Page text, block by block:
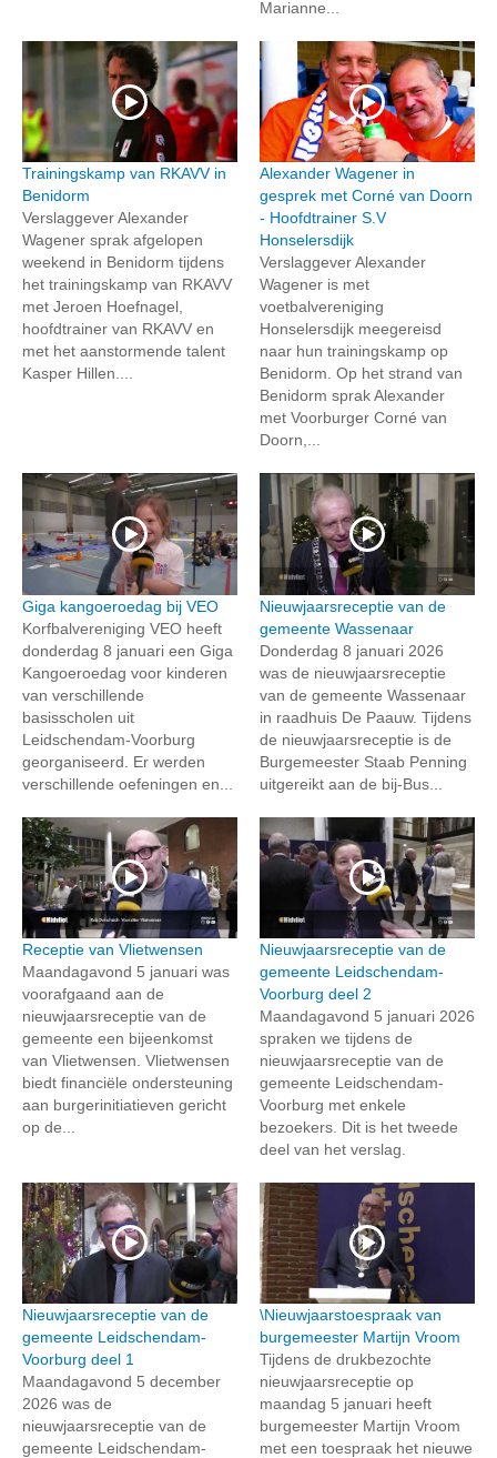
Marianne...
Trainingskamp van RKAVV in
Benidorm
Verslaggever Alexander
Wagener sprak afgelopen
weekend in Benidorm tijdens
het trainingskamp van RKAVV
met Jeroen Hoefnagel,
hoofdtrainer van RKAVV en
met het aanstormende talent
Kasper Hillen....
Alexander Wagener in
gesprek met Corné van Doorn
- Hoofdtrainer S.V
Honselersdijk
Verslaggever Alexander
Wagener is met
voetbalvereniging
Honselersdijk meegereisd
naar hun trainingskamp op
Benidorm. Op het strand van
Benidorm sprak Alexander
met Voorburger Corné van
Doorn,...
Giga kangoeroedag bij VEO
Korfbalvereniging VEO heeft
donderdag 8 januari een Giga
Kangoeroedag voor kinderen
van verschillende
basisscholen uit
Leidschendam-Voorburg
georganiseerd. Er werden
verschillende oefeningen en...
Nieuwjaarsreceptie van de
gemeente Wassenaar
Donderdag 8 januari 2026
was de nieuwjaarsreceptie
van de gemeente Wassenaar
in raadhuis De Paauw. Tijdens
de nieuwjaarsreceptie is de
Burgemeester Staab Penning
uitgereikt aan de bij-Bus...
Receptie van Vlietwensen
Maandagavond 5 januari was
voorafgaand aan de
nieuwjaarsreceptie van de
gemeente een bijeenkomst
van Vlietwensen. Vlietwensen
biedt financiële ondersteuning
aan burgerinitiatieven gericht
op de...
Nieuwjaarsreceptie van de
gemeente Leidschendam-
Voorburg deel 2
Maandagavond 5 januari 2026
spraken we tijdens de
nieuwjaarsreceptie van de
gemeente Leidschendam-
Voorburg met enkele
bezoekers. Dit is het tweede
deel van het verslag.
Nieuwjaarsreceptie van de
gemeente Leidschendam-
Voorburg deel 1
Maandagavond 5 december
2026 was de
nieuwjaarsreceptie van de
gemeente Leidschendam-
\Nieuwjaarstoespraak van
burgemeester Martijn Vroom
Tijdens de drukbezochte
nieuwjaarsreceptie op
maandag 5 januari heeft
burgemeester Martijn Vroom
met een toespraak het nieuwe